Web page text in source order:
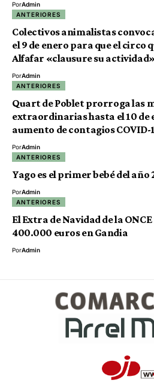
PorAdmin
ANTERIORES
Colectivos animalistas
el 9 de enero para que el circo
Alfafar «clausure su actividad»
PorAdmin
ANTERIORES
Quart de Poblet prorroga las
extraordinarias hasta el 10
aumento de contagios COVID-
PorAdmin
ANTERIORES
Yago es el primer bebé del año
PorAdmin
ANTERIORES
El Extra de Navidad de la
400.000 euros en Gandia
PorAdmin